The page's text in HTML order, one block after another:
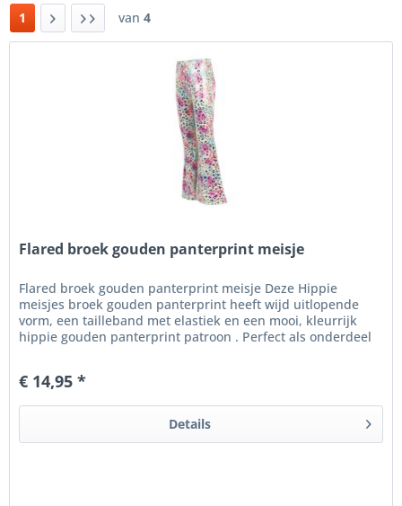
1 van 4
Flared broek gouden panterprint meisje
Flared broek gouden panterprint meisje Deze Hippie
meisjes broek gouden panterprint heeft wijd uitlopende
vorm, een tailleband met elastiek en een mooi, kleurrijk
hippie gouden panterprint patroon . Perfect als onderdeel
€ 14,95 *
Details